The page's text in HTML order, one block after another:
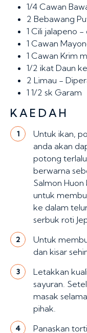
1/4 Cawan
2 Bebawang
1 Cili jalapeno -
1 Cawan
1 Cawan Krim
1/2 ikat Daun
2 Limau -
1 1/2 sk Garam
KAEDAH
1
Untuk ikan,
anda akan
potong
berwarna
Salmon
untuk
ke dalam
serbuk roti
2
Untuk
dan kisar
3
Letakkan
sayuran.
masak
pihak.
4
Panaskan